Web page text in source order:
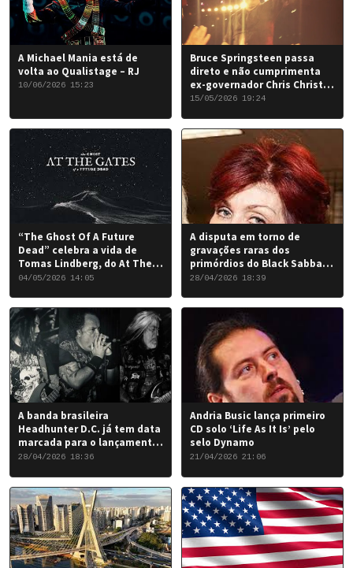
A Michael Mania está de
volta ao Qualistage – RJ
10/06/2026 15:23
Bruce Springsteen passa
direto e não cumprimenta
ex-governador Chris Christie
em Nova York
15/05/2026 19:24
“The Ghost Of A Future
Dead” celebra a vida de
Tomas Lindberg, do At The
Gates
04/05/2026 14:05
A disputa em torno de
gravações raras dos
primórdios do Black Sabbath
chegou a um desfecho
28/04/2026 18:39
A banda brasileira
Headhunter D.C. já tem data
marcada para o lançamento
do seu novo álbum “Rise of
28/04/2026 18:36
Andria Busic lança primeiro
CD solo ‘Life As It Is’ pelo
selo Dynamo
21/04/2026 21:06